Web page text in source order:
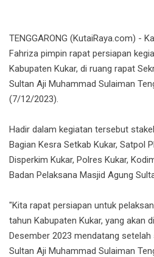
TENGGARONG (KutaiRaya.com) -
Fahriza pimpin rapat persiapan
Kabupaten Kukar, di ruang rapat
Sultan Aji Muhammad Sulaiman
(7/12/2023).
Hadir dalam kegiatan tersebut
Bagian Kesra Setkab Kukar, Satpol
Disperkim Kukar, Polres Kukar,
Badan Pelaksana Masjid Agung
"Kita rapat persiapan untuk
tahun Kabupaten Kukar, yang akan
Desember 2023 mendatang
Sultan Aji Muhammad Sulaiman